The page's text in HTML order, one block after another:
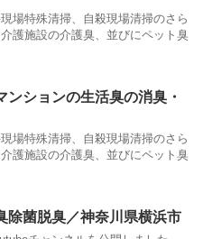
場特殊清掃、自殺現場清掃のさら
護施設の介護臭、並びにペット臭
ンションの生活臭の消臭・
場特殊清掃、自殺現場清掃のさら
護施設の介護臭、並びにペット臭
除菌脱臭／神奈川県横浜市